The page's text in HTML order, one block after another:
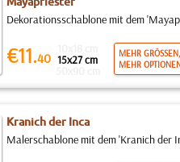
Dekorationsschablone mit dem
€11.40 15x27 cm
MEHR GRÖSSEN,
MEHR
Kranich der Inca
Malerschablone mit dem 'Kranich der